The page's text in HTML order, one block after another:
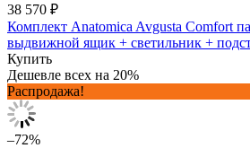
38 570 ₽
Комплект Anatomica Avgusta Comfort
выдвижной ящик + светильник +
Купить
Дешевле всех на 20%
Распродажа!
–72%